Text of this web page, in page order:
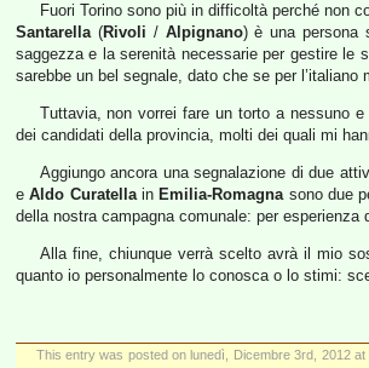
Fuori Torino sono più in difficoltà perché non
Santarella(Rivoli / Alpignano) è una persona
saggezza e la serenità necessarie per gestire le
sarebbe un bel segnale, dato che se per
Tuttavia, non vorrei fare un torto a nessuno
dei candidati della provincia, molti dei quali mi
Aggiungo ancora una segnalazione di due
eAldo Curatellain Emilia-Romagnasono due
della nostra campagna comunale: per esperienza
Alla fine, chiunque verrà scelto avrà il mio
quanto io personalmente lo conosca o lo stimi:
This entry was posted on lunedì, Dicembre 3rd, 2012